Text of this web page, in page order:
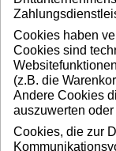
Cookies haben
Cookies sind
(z.B. die
Andere Cookies
auszuwerten
Cookies, die zur